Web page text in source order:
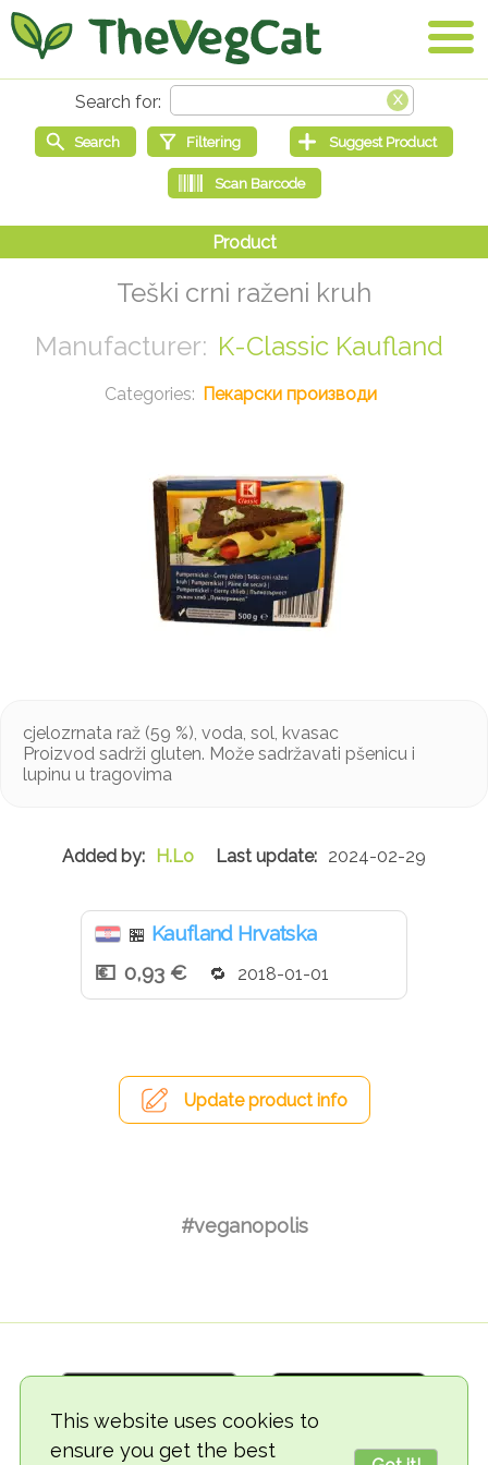
This website uses cookies to
ensure you get the best
Teški crni raženi kruh
K-Classic Kaufland
Пекарски производи
cjelozrnata raž (59 %), voda, sol, kvasac
Proizvod sadrži gluten. Može sadržavati pšenicu i
lupinu u tragovima
H.Lo 2024-02-29
🏪 Kaufland Hrvatska
0,93 €
2018-01-01
Update product info
#veganopolis